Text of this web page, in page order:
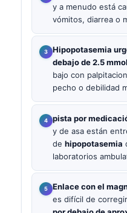
y a menudo está
vómitos, diarrea o
Hipopotasemia
debajo de 2.5
bajo con
pecho o debilidad
pista por
y de asa están
de hipopotasemia
laboratorios
Enlace con el
es difícil de